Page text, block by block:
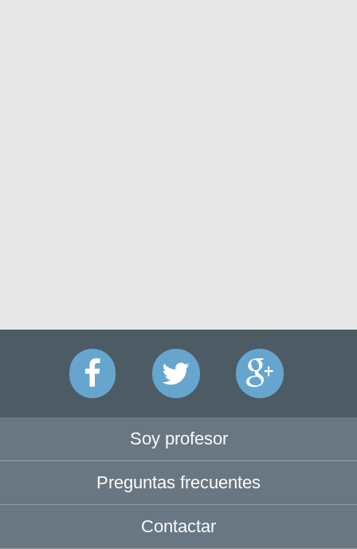
Soy profesor
Preguntas frecuentes
Contactar